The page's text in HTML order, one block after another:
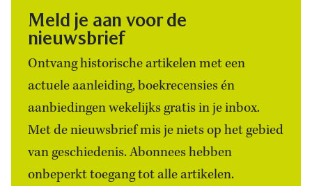
Meld je aan voor de
nieuwsbrief
Ontvang historische artikelen met een
actuele aanleiding, boekrecensies én
aanbiedingen wekelijks gratis in je inbox.
Met de nieuwsbrief mis je niets op het gebied
van geschiedenis. Abonnees hebben
onbeperkt toegang tot alle artikelen.